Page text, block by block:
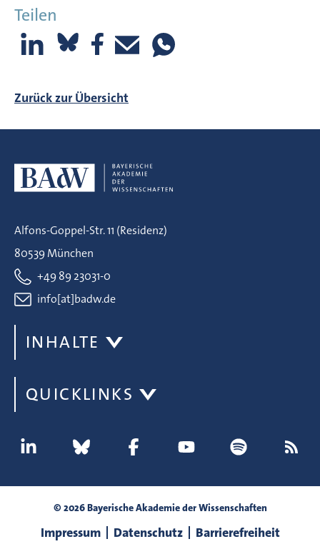
Teilen
Zurück zur Übersicht
Alfons-Goppel-Str. 11 (Residenz)
80539 München
+49 89 23031-0
info[at]badw.de
INHALTE
QUICKLINKS
© 2026 Bayerische Akademie der Wissenschaften
Impressum Datenschutz Barrierefreiheit